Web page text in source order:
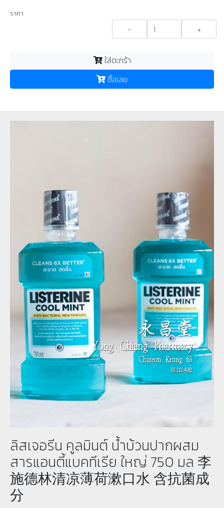
ราคา
- +
ใส่ตะกร้า
ซื้อเลย
ลิสเจอรีน คูลมินต์ น้ำบ้วนปากผสม
สารแอนตี้แบคทีเรีย ใหญ่ 750 มล 李
施德林清凉薄荷漱口水 含抗菌成
分